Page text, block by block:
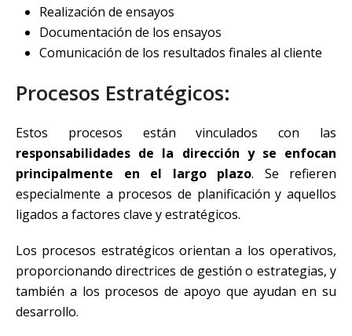
Realización de ensayos
Documentación de los ensayos
Comunicación de los resultados finales al cliente
Procesos Estratégicos:
Estos procesos están vinculados con las
responsabilidades de la dirección y se enfocan
principalmente en el largo plazo. Se refieren
especialmente a procesos de planificación y aquellos
ligados a factores clave y estratégicos.
Los procesos estratégicos orientan a los operativos,
proporcionando directrices de gestión o estrategias, y
también a los procesos de apoyo que ayudan en su
desarrollo.